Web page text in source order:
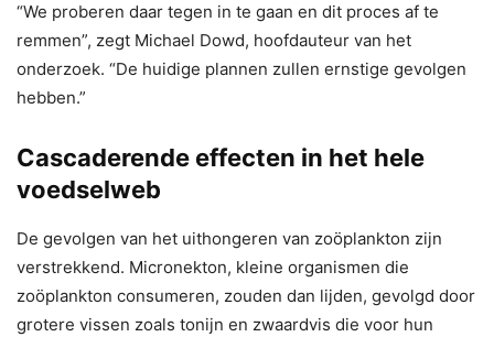
“We proberen daar tegen in te gaan en dit proces af te
remmen”, zegt Michael Dowd, hoofdauteur van het
onderzoek. “De huidige plannen zullen ernstige gevolgen
hebben.”
Cascaderende effecten in het hele
voedselweb
De gevolgen van het uithongeren van zoöplankton zijn
verstrekkend. Micronekton, kleine organismen die
zoöplankton consumeren, zouden dan lijden, gevolgd door
grotere vissen zoals tonijn en zwaardvis die voor hun